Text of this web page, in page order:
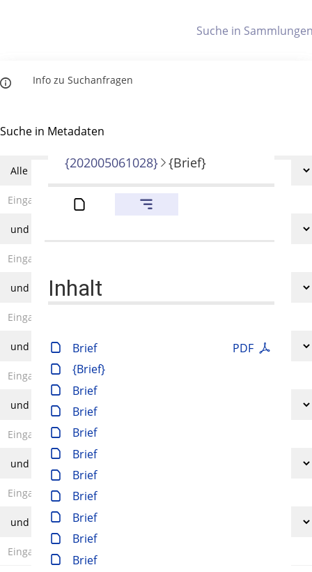
Letzte Trefferliste
Zuletzt gesucht
Info zu Suchanfragen
Suche in Metadaten
Titelindex
{202005061028} {Brief}
Inhalt
PDF
Brief
{Brief}
Brief
Brief
Brief
Brief
Brief
Brief
Brief
Brief
Brief